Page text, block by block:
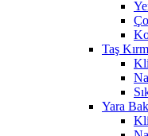
Taş
Yara